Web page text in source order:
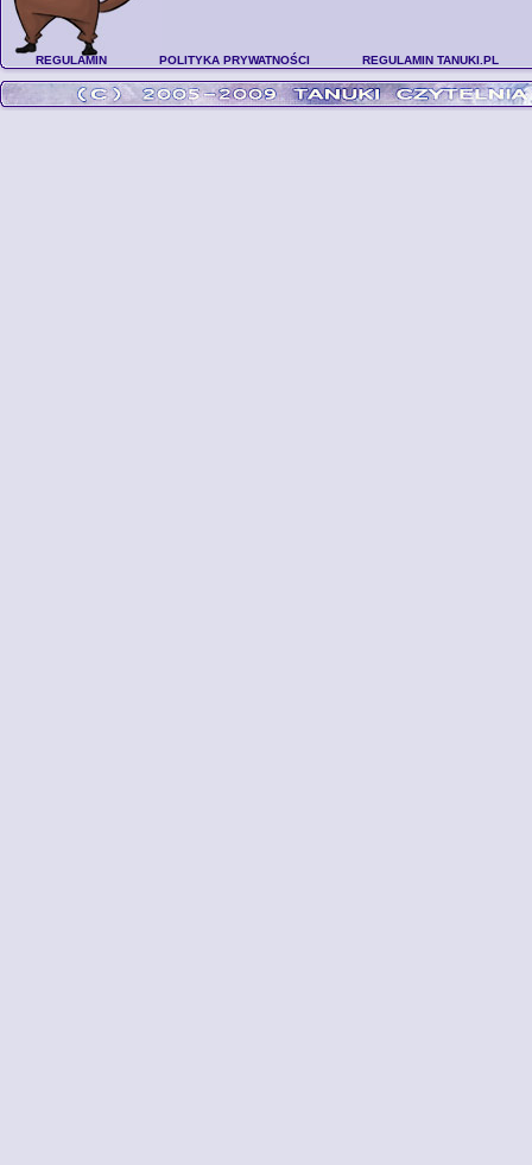
REGULAMIN POLITYKA PRYWATNOŚCI REGULAMIN TANUKI.PL